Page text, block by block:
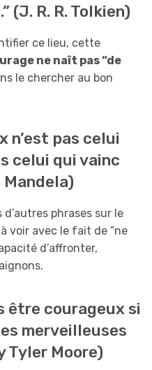
(J. R. R. Tolkien)
ce lieu, cette
ne naît pas “de
le chercher au bon
n’est pas celui
celui qui vainc
d’autres phrases sur le
voir avec le fait de “ne
d’affronter,
être courageux si
merveilleuses
Tyler Moore)